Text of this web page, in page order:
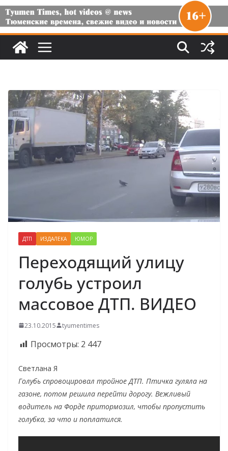
ДТП ИЗДАЛЕКА ЮМОР
Переходящий улицу
голубь устроил
массовое ДТП. ВИДЕО
23.10.2015 tyumentimes
Просмотры: 2 447
Светлана Я
Голубь спровоцировал тройное ДТП. Птичка гуляла на
газоне, потом решила перейти дорогу. Вежливый
водитель на Форде притормозил, чтобы пропустить
голубка, за что и поплатился.